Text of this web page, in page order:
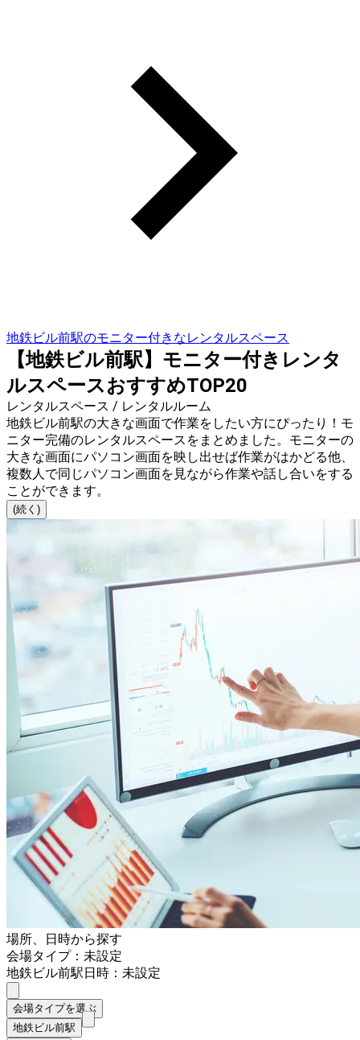
地鉄ビル前駅のモニター付きなレンタルスペース
【地鉄ビル前駅】モニター付きレンタ
ルスペースおすすめTOP20
レンタルスペース / レンタルルーム
地鉄ビル前駅の大きな画面で作業をしたい方にぴったり！モ
ニター完備のレンタルスペースをまとめました。モニターの
大きな画面にパソコン画面を映し出せば作業がはかどる他、
複数人で同じパソコン画面を見ながら作業や話し合いをする
ことができます。
(続く)
場所、日時から探す
会場タイプ：未設定
地鉄ビル前駅日時：未設定
会場タイプを選ぶ
地鉄ビル前駅